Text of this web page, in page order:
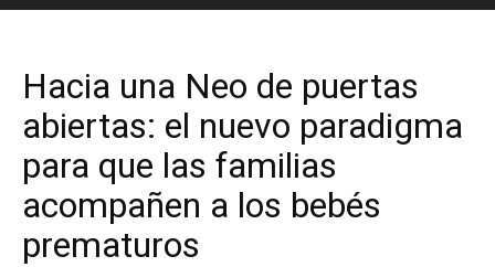
Hacia una Neo de puertas
abiertas: el nuevo paradigma
para que las familias
acompañen a los bebés
prematuros